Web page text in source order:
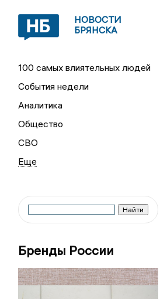
НОВОСТИ
БРЯНСКА
100 самых влиятельных людей
События недели
Аналитика
Общество
СВО
Бренды России